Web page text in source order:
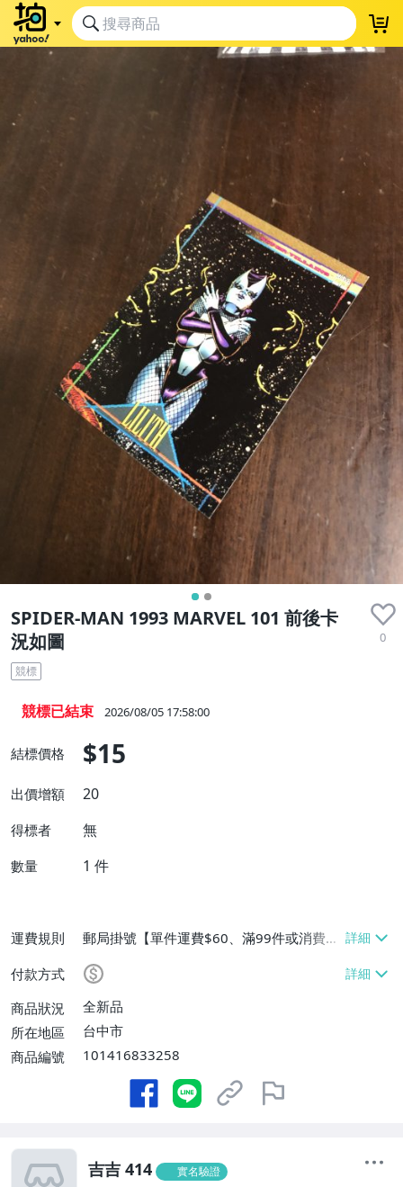
SPIDER-MAN 1993 MARVEL 101 前後卡
況如圖
0
競標
競標已結束 2026/08/05 17:58:00
結標價格 $15
出價增額 20
得標者 無
數量 1 件
運費規則
郵局掛號【單件運費$60、滿99件或消費滿
$9999免運費】
付款方式
商品狀況
全新品
所在地區
台中市
商品編號
101416833258
吉吉 414 實名驗證